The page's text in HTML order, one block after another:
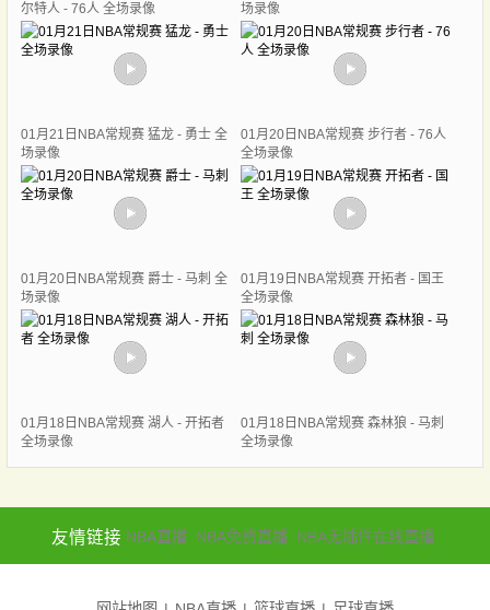
尔特人 - 76人 全场录像
场录像
01月21日NBA常规赛 猛龙 - 勇士 全
场录像
01月20日NBA常规赛 步行者 - 76人
全场录像
01月20日NBA常规赛 爵士 - 马刺 全
场录像
01月19日NBA常规赛 开拓者 - 国王
全场录像
01月18日NBA常规赛 湖人 - 开拓者
全场录像
01月18日NBA常规赛 森林狼 - 马刺
全场录像
友情链接 NBA直播 NBA免费直播 NBA无插件在线直播